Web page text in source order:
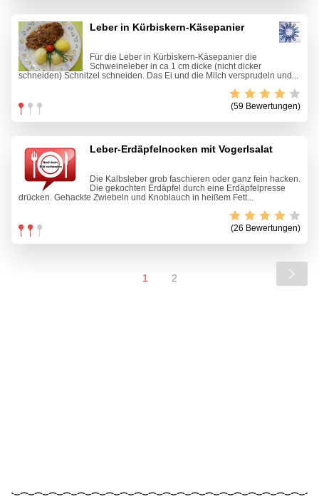
Leber in Kürbiskern-Käsepanier
Für die Leber in Kürbiskern-Käsepanier die
Schweineleber in ca 1 cm dicke (nicht dicker
schneiden) Schnitzel schneiden. Das Ei und die Milch versprudeln und...
(59 Bewertungen)
Leber-Erdäpfelnocken mit Vogerlsalat
Die Kalbsleber grob faschieren oder ganz fein hacken.
Die gekochten Erdäpfel durch eine Erdäpfelpresse
drücken. Gehackte Zwiebeln und Knoblauch in heißem Fett...
(26 Bewertungen)
1 2